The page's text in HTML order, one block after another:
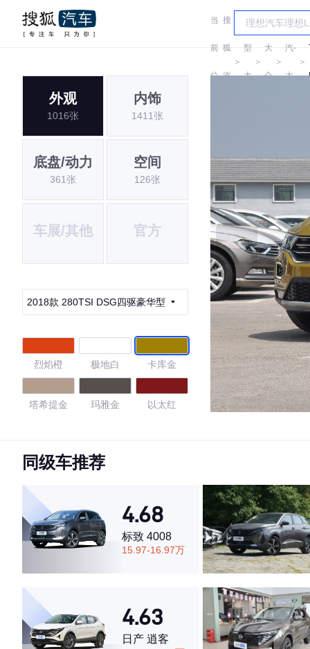
当
前
位
搜
狐
汽
＞
车
型
大
＞
大
众
＞
一
汽-
大
＞
外观
1016张
内饰
1411张
底盘/动力
361张
空间
126张
车展/其他 官方
2018款 280TSI DSG四驱豪华型
烈焰橙 极地白 卡库金
塔希提金 玛雅金 以太红
4.31
·外观表现一般，低于68%同级车
·空间表现一般，低于89%同级车
同级车推荐
4.68
标致 4008
15.97-16.97万
4.63
日产 逍客